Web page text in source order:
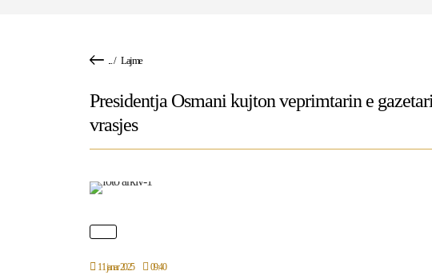
/ Lajme
Presidentja Osmani kujton veprimtarin e
vrasjes
11 janar 2025 09:40